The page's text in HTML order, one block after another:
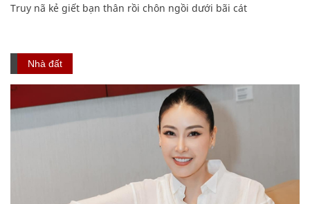
Truy nã kẻ giết bạn thân rồi chôn ngồi dưới bãi cát
Nhà đất